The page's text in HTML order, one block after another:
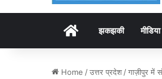
Homeझकझकी
Home /उत्तर प्रदेश /गाज़ीपुर में